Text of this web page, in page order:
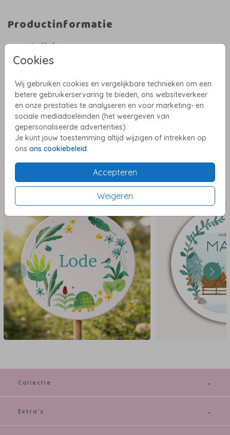
Cookies
Wij gebruiken cookies en vergelijkbare technieken om een
betere gebruikerservaring te bieden, ons websiteverkeer
en onze prestaties te analyseren en voor marketing- en
sociale mediadoeleinden (het weergeven van
gepersonaliseerde advertenties).
Je kunt jouw toestemming altijd wijzigen of intrekken op
ons ons cookiebeleid
Accepteren
Weigeren
Productinformatie
Omschrijving
Zoek je een tuinbord dat perfect past bij je geboortekaartje? Dit zomerse
LET OP: Het bevestigingsmateriaal en de paal worden niet meegeleverd.
Wil je een tuinbord van jouw geboortekaartje? Neem contact op via
willeke@studiowam.nl, ik help je graag verder!
Toon meer
Collectie
Tuinbord
Dit vind je misschien ook leuk
Collectie
Extra's